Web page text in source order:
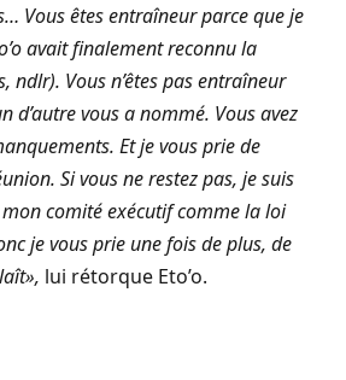
Vous êtes entraîneur parce que je
avait finalement reconnu la
ndlr). Vous n’êtes pas entraîneur
d’autre vous a nommé. Vous avez
Et je vous prie de
Si vous ne restez pas, je suis
comité exécutif comme la loi
je vous prie une fois de plus, de
», lui rétorque Eto’o.